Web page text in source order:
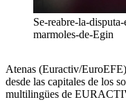
Se-reabre-la-
marmoles-de-Egin
Atenas (Euractiv/
desde las capitales de los
multilingües de